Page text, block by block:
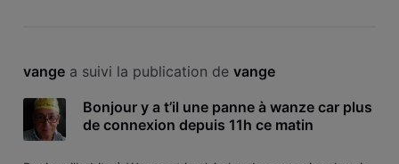
vange a suivi la publication de vange
Bonjour y a t’il une panne à wanze car plus
de connexion depuis 11h ce matin